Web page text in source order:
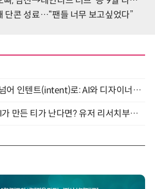
단콘 성료…“팬들 너무 보고싶었다”
"인터페이스를 넘어 인텐트(intent)로: AI와 디자이너가 함께 만드는 공존의 UX" 강남역 (9/2)
그럴듯하지만 AI가 만든 티가 난다면? 유저 리서치부터 배포까지! (9/15)